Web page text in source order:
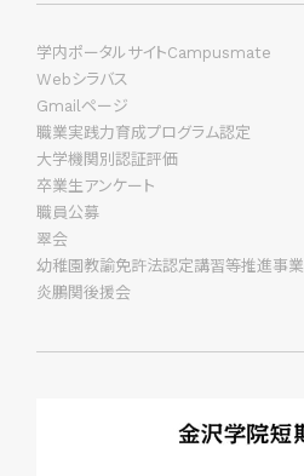
学内ポータルサイトCampusmate
Webシラバス
Gmailページ
職業実践力育成プログラム認定
大学機関別認証評価
卒業生アンケート
職員公募
翠会
幼稚園教諭免許法認定講習等推進事業
炎鵬関後援会